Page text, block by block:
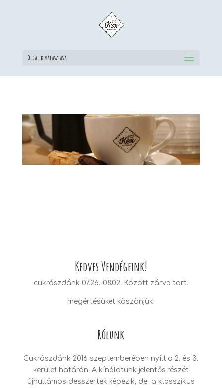
Oldal kiválasztása
Kedves Vendégeink!
cukrászdánk 07.26.-08.02. Között zárva tart.
megértésüket köszönjük!
Rólunk
Cukrászdánk 2016 szeptemberében nyílt a 2. és 3.
kerület határán. A kínálatunk jelentős részét
újhullámos desszertek képezik, de a klasszikus